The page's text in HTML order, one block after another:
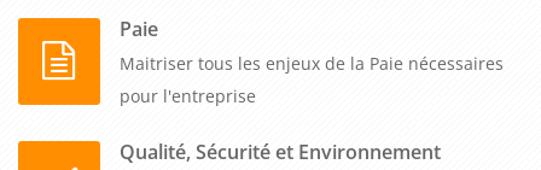
Paie
Maitriser tous les enjeux de la Paie nécessaires
pour l'entreprise
Qualité, Sécurité et Environnement